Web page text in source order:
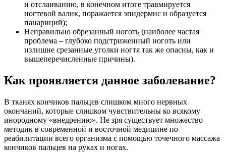
и отслаиванию, в конечном итоге травмируется
ногтевой валик, поражается эпидермис и образуется
панариций);
Неправильно обрезанный ноготь (наиболее частая
проблема – глубоко подстриженный ноготь или
излишне срезанные уголки ногтя так же опасны, как и
вышеперечисленные причины).
Как проявляется данное заболевание?
В тканях кончиков пальцев слишком много нервных
окончаний, которые слишком чувствительны ко всякому
инородному «внедрению». Не зря существует множество
методик в современной и восточной медицине по
реабилитации всего организма с помощью точечного массажа
кончиков пальцев на руках и ногах.